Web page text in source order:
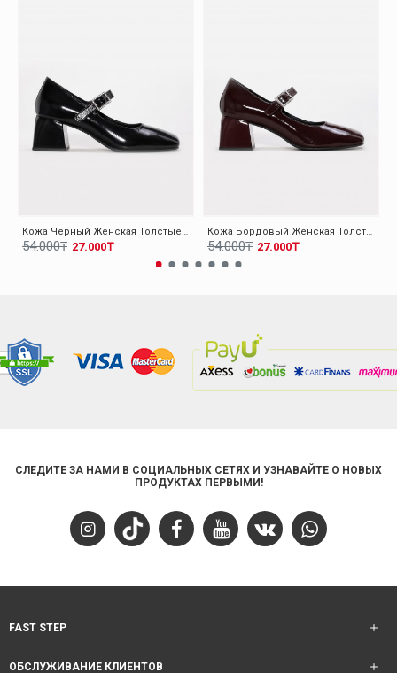
Кожа Черный Женская Толстые Каблуки Обувь 010ZA8714
27.000₸
54.000₸
Кожа Бордовый Женская Толстые Каблуки Обувь 010ZA8714
27.000₸
54.000₸
СЛЕДИТЕ ЗА НАМИ В СОЦИАЛЬНЫХ СЕТЯХ И УЗНАВАЙТЕ О НОВЫХ
ПРОДУКТАХ ПЕРВЫМИ!
FAST STEP
ОБСЛУЖИВАНИЕ КЛИЕНТОВ